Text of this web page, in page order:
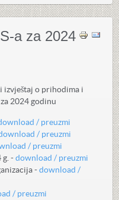
a za 2024
izvještaj o prihodima i
2024 godinu
/ preuzmi
/ preuzmi
/ preuzmi
g. -download / preuzmi
-download /
/ preuzmi